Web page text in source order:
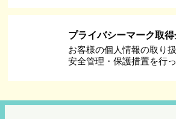
プライバシーマーク取
お客様の個人情報の取り
安全管理・保護措置を行っ